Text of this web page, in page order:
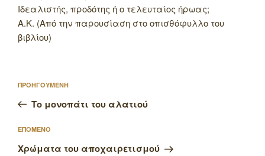
Ιδεαλιστής, προδότης ή ο τελευταίος ήρωας;
Α.Κ. (Από την παρουσίαση στο οπισθόφυλλο του
βιβλίου)
άρθρων
Προηγούμενο
άρθρο
ΠΡΟΗΓΟΥΜΕΝΗ
Το μονοπάτι του αλατιού
Επόμενο
άρθρο
ΕΠΟΜΕΝΟ
Χρώματα του αποχαιρετισμού